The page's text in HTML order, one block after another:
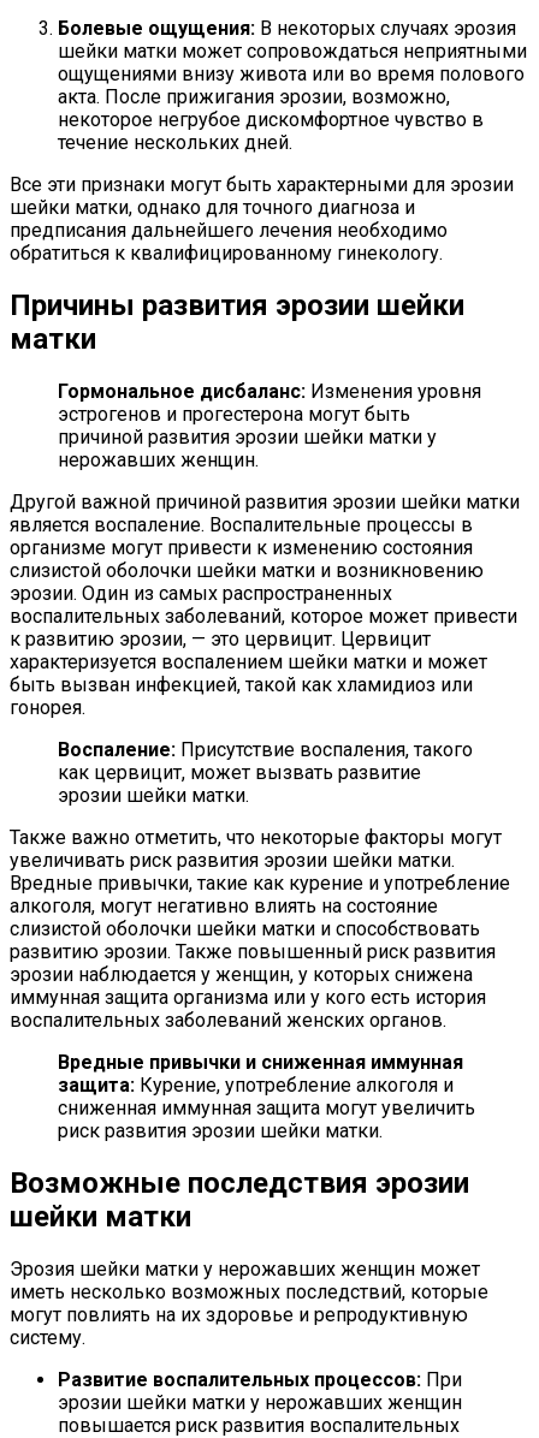
Болевые ощущения: В некоторых случаях эрозия
шейки матки может сопровождаться неприятными
ощущениями внизу живота или во время полового
акта. После прижигания эрозии, возможно,
некоторое негрубое дискомфортное чувство в
течение нескольких дней.
Все эти признаки могут быть характерными для эрозии
шейки матки, однако для точного диагноза и
предписания дальнейшего лечения необходимо
обратиться к квалифицированному гинекологу.
Причины развития эрозии шейки
матки
Гормональное дисбаланс: Изменения уровня
эстрогенов и прогестерона могут быть
причиной развития эрозии шейки матки у
нерожавших женщин.
Другой важной причиной развития эрозии шейки матки
является воспаление. Воспалительные процессы в
организме могут привести к изменению состояния
слизистой оболочки шейки матки и возникновению
эрозии. Один из самых распространенных
воспалительных заболеваний, которое может привести
к развитию эрозии, — это цервицит. Цервицит
характеризуется воспалением шейки матки и может
быть вызван инфекцией, такой как хламидиоз или
гонорея.
Воспаление: Присутствие воспаления, такого
как цервицит, может вызвать развитие
эрозии шейки матки.
Также важно отметить, что некоторые факторы могут
увеличивать риск развития эрозии шейки матки.
Вредные привычки, такие как курение и употребление
алкоголя, могут негативно влиять на состояние
слизистой оболочки шейки матки и способствовать
развитию эрозии. Также повышенный риск развития
эрозии наблюдается у женщин, у которых снижена
иммунная защита организма или у кого есть история
воспалительных заболеваний женских органов.
Вредные привычки и сниженная иммунная
защита: Курение, употребление алкоголя и
сниженная иммунная защита могут увеличить
риск развития эрозии шейки матки.
Возможные последствия эрозии
шейки матки
Эрозия шейки матки у нерожавших женщин может
иметь несколько возможных последствий, которые
могут повлиять на их здоровье и репродуктивную
систему.
Развитие воспалительных процессов: При
эрозии шейки матки у нерожавших женщин
повышается риск развития воспалительных